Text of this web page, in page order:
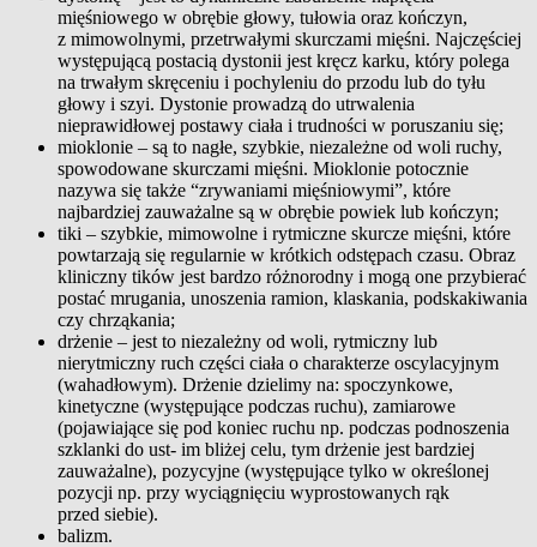
mięśniowego w obrębie głowy, tułowia oraz kończyn,
z mimowolnymi, przetrwałymi skurczami mięśni. Najczęściej
występującą postacią dystonii jest kręcz karku, który polega
na trwałym skręceniu i pochyleniu do przodu lub do tyłu
głowy i szyi. Dystonie prowadzą do utrwalenia
nieprawidłowej postawy ciała i trudności w poruszaniu się;
mioklonie – są to nagłe, szybkie, niezależne od woli ruchy,
spowodowane skurczami mięśni. Mioklonie potocznie
nazywa się także “zrywaniami mięśniowymi”, które
najbardziej zauważalne są w obrębie powiek lub kończyn;
tiki – szybkie, mimowolne i rytmiczne skurcze mięśni, które
powtarzają się regularnie w krótkich odstępach czasu. Obraz
kliniczny tików jest bardzo różnorodny i mogą one przybierać
postać mrugania, unoszenia ramion, klaskania, podskakiwania
czy chrząkania;
drżenie – jest to niezależny od woli, rytmiczny lub
nierytmiczny ruch części ciała o charakterze oscylacyjnym
(wahadłowym). Drżenie dzielimy na: spoczynkowe,
kinetyczne (występujące podczas ruchu), zamiarowe
(pojawiające się pod koniec ruchu np. podczas podnoszenia
szklanki do ust- im bliżej celu, tym drżenie jest bardziej
zauważalne), pozycyjne (występujące tylko w określonej
pozycji np. przy wyciągnięciu wyprostowanych rąk
przed siebie).
balizm.